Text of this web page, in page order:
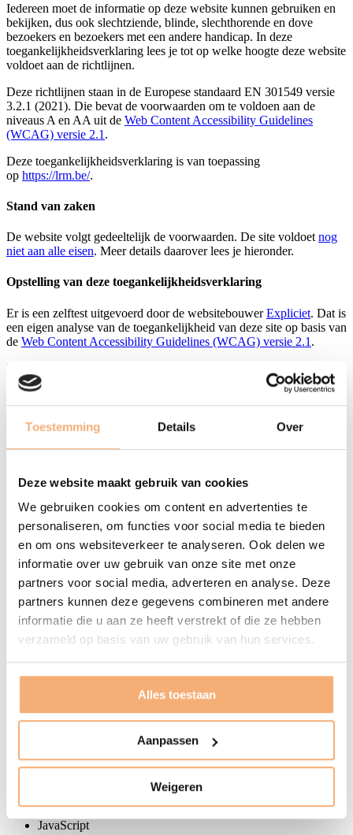
Toestemming Details Over
Deze website maakt gebruik van cookies
We gebruiken cookies om content en advertenties te
personaliseren, om functies voor social media te bieden
en om ons websiteverkeer te analyseren. Ook delen we
informatie over uw gebruik van onze site met onze
partners voor social media, adverteren en analyse. Deze
partners kunnen deze gegevens combineren met andere
informatie die u aan ze heeft verstrekt of die ze hebben
verzameld op basis van uw gebruik van hun services.
Alles toestaan
Aanpassen
Weigeren
Iedereen moet de informatie op deze website kunnen gebruiken en
bekijken, dus ook slechtziende, blinde, slechthorende en dove
bezoekers en bezoekers met een andere handicap. In deze
toegankelijkheidsverklaring lees je tot op welke hoogte deze website
voldoet aan de richtlijnen.
Deze richtlijnen staan in de Europese standaard EN 301549 versie
3.2.1 (2021). Die bevat de voorwaarden om te voldoen aan de
niveaus A en AA uit de Web Content Accessibility Guidelines
(WCAG) versie 2.1 .
Deze toegankelijkheidsverklaring is van toepassing
op https://lrm.be/.
Stand van zaken
De website volgt gedeeltelijk de voorwaarden. De site voldoet nog
niet aan alle eisen. Meer details daarover lees je hieronder.
Opstelling van deze toegankelijkheidsverklaring
Er is een zelftest uitgevoerd door de websitebouwerExpliciet. Dat is
een eigen analyse van de toegankelijkheid van deze site op basis van
de Web Content Accessibility Guidelines (WCAG) versie 2.1 .
Deze verklaring is op 26 augustus 2025 opgesteld.
Een aantal pagina’s zijn nog niet toegankelijk genoeg, onder meer
Bij sterke vergroting in de browser vereist het zoekveld
toetsenbord.
Er is geen ingebouwde optie om de site te laten voorlezen.
Bij sommige afbeeldingen is geen alt-tekst voorzien.
Voorgestelde oplossingen
Op het moment dat deze toegankelijkheidsverklaring opgesteld
werd, waren er niet altijd oplossingen.
Werken met browsers en ondersteunende technologieën
Je kan deze website gebruiken met de meest gebruikte software om
mensen met een functiebeperking te helpen. Het gaat dan om
De toegankelijkheid kan verzekerd worden als je toestel deze
HTML en SVG
JavaScript